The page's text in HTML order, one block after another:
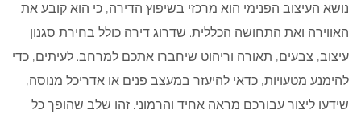
נושא העיצוב הפנימי הוא מרכזי בשיפוץ הדירה, כי הוא קובע את
האווירה ואת התחושה הכללית. שדרוג דירה כולל בחירת סגנון
עיצוב, צבעים, תאורה וריהוט שיחברו אתכם למרחב. לעיתים, כדי
להימנע מטעויות, כדאי להיעזר במעצב פנים או אדריכל מנוסה,
שידעו ליצור עבורכם מראה אחיד והרמוני. זהו שלב שהופך כל